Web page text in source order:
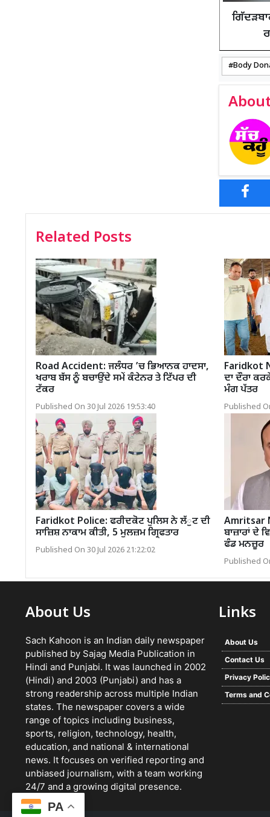
Body
Related Posts
Road Accident: ਜਲੰਧਰ ’ਚ ਭਿਆਨਕ ਹਾਦਸਾ,
ਖਰਾਬ ਬੱਸ ਨੂੰ ਬਚਾਉਂਦੇ ਸਮੇਂ ਕੰਟੇਨਰ ਤੇ ਟਿੱਪਰ ਦੀ
ਟੱਕਰ
Published On 30 Jul 2026 19:53:40
Faridkot
ਦਾ ਦੌਰਾ
ਮੰਗ ਪੱਤਰ
Published
Faridkot Police: ਫਰੀਦਕੋਟ ਪੁਲਿਸ ਨੇ ਲੱੁਟ ਦੀ
ਸਾਜ਼ਿਸ਼ ਨਾਕਾਮ ਕੀਤੀ, 5 ਮੁਲਜ਼ਮ ਗ੍ਰਿਫਤਾਰ
Published On 30 Jul 2026 21:22:02
Amritsar
ਬਾਜ਼ਾਰਾਂ ਦੇ
ਫੰਡ ਮਨਜ਼ੂਰ
Published
About Us
Sach Kahoon is an Indian daily newspaper
published by Sajag Media Publication in
Hindi and Punjabi. It was launched in 2002
(Hindi) and 2003 (Punjabi) and has a
strong readership across multiple Indian
states. The newspaper covers a wide
range of topics including business,
sports, religion, technology, health,
education, and national & international
news. It focuses on verified reporting and
unbiased journalism, with a team working
24/7 and a growing digital presence.
Links
About Us
Contact Us
Privacy
Terms and
PA